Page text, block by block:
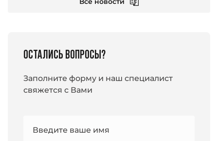
ОСТАЛИСЬ ВОПРОСЫ?
Заполните форму и наш специалист
свяжется с Вами
Введите ваше имя
Номер
e-mail